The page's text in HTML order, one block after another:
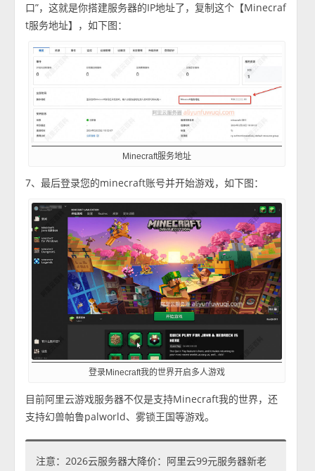
口”，这就是你搭建服务器的IP地址了，复制这个【Minecraf
t服务地址】，如下图：
Minecraft服务地址
7、最后登录您的minecraft账号并开始游戏，如下图：
登录Minecraft我的世界开启多人游戏
目前阿里云游戏服务器不仅是支持Minecraft我的世界，还
支持幻兽帕鲁palworld、雾锁王国等游戏。
注意：2026云服务器大降价：阿里云99元服务器新老